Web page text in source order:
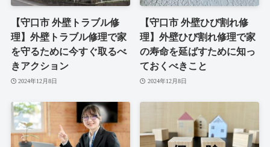
【守口市 外壁トラブル修
理】外壁トラブル修理で家
を守るために今すぐ取るべ
きアクション
2024年12月8日
【守口市 外壁ひび割れ修
理】外壁ひび割れ修理で家
の寿命を延ばすために知っ
ておくべきこと
2024年12月8日